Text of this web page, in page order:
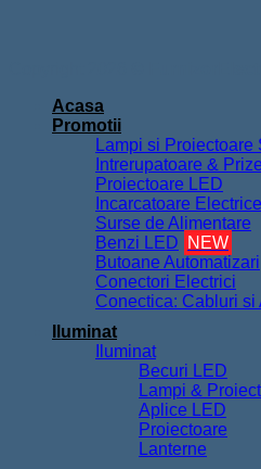
Acasa
Promotii
Lampi si Proiectoare
Intrerupatoare & Prize
Proiectoare LED
Incarcatoare Electrice
Surse de Alimentare
Benzi LED
NEW
Butoane Automatizari
Conectori Electrici
Conectica: Cabluri si
Iluminat
Iluminat
Becuri LED
Lampi &
Aplice LED
Proiectoare
Lanterne